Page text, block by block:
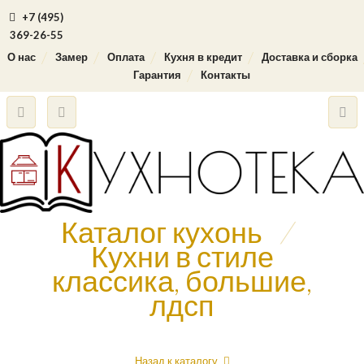
+7 (495)
369-26-55
О нас
Замер Оплата Кухня в кредит
Доставка и сборка
Гарантия
Контакты
Каталог кухонь /
Кухни в стиле
классика, большие,
лдсп
Назад к каталогу